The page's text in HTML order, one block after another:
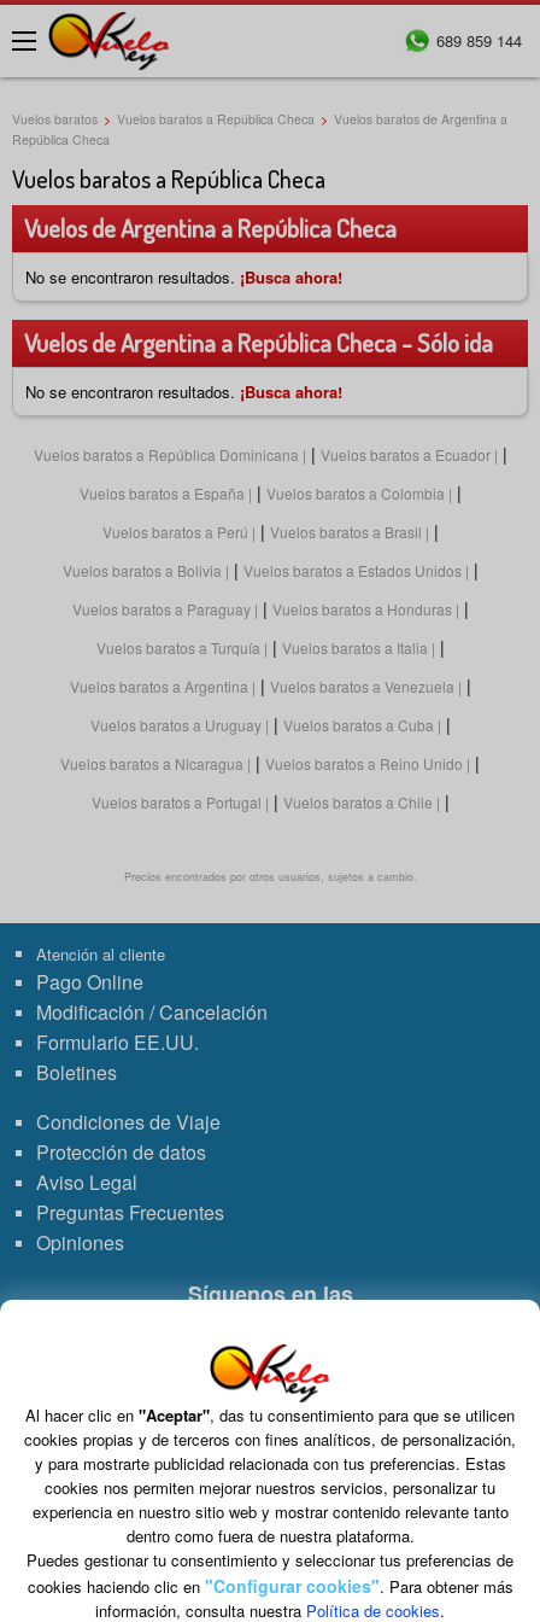
Menú 689 859 144
Vuelos baratos > Vuelos baratos a República Checa > Vuelos baratos de Argentina a
República Checa
Vuelos baratos a República Checa
Vuelos de Argentina a República Checa
No se encontraron resultados. ¡Busca ahora!
Vuelos de Argentina a República Checa - Sólo ida
No se encontraron resultados. ¡Busca ahora!
Vuelos baratos a República Dominicana | Vuelos baratos a Ecuador |
Vuelos baratos a España | Vuelos baratos a Colombia |
Vuelos baratos a Perú | Vuelos baratos a Brasil |
Vuelos baratos a Bolivia | Vuelos baratos a Estados Unidos |
Vuelos baratos a Paraguay | Vuelos baratos a Honduras |
Vuelos baratos a Turquía | Vuelos baratos a Italia |
Vuelos baratos a Argentina | Vuelos baratos a Venezuela |
Vuelos baratos a Uruguay | Vuelos baratos a Cuba |
Vuelos baratos a Nicaragua | Vuelos baratos a Reino Unido |
Vuelos baratos a Portugal | Vuelos baratos a Chile |
Precios encontrados por otros usuarios, sujetos a cambio.
Atención al cliente
Pago Online
Modificación / Cancelación
Formulario EE.UU.
Boletines
Condiciones de Viaje
Protección de datos
Aviso Legal
Preguntas Frecuentes
Opiniones
Síguenos en las
Enlace
a
WhatsApp
Enlace
a
Instagram
a
Facebook
de
Grupo VDT - Viajes Dominicana Tours. C.I.C.M.A. n° 960 CIF: B-82748864
S.L. Tomo 15717, Folio 126, Hoja Registral 264927.
C/ Marie Curie 5 Edificio Alpha 3ª planta, Rivas VaciaMadrid 28521 Madrid
Al hacer clic en "Aceptar", das tu consentimiento para que se utilicen
cookies propias y de terceros con fines analíticos, de personalización,
y para mostrarte publicidad relacionada con tus preferencias. Estas
cookies nos permiten mejorar nuestros servicios, personalizar tu
experiencia en nuestro sitio web y mostrar contenido relevante tanto
dentro como fuera de nuestra plataforma.
Puedes gestionar tu consentimiento y seleccionar tus preferencias de
cookies haciendo clic en "Configurar cookies". Para obtener más
información, consulta nuestra Política de cookies.